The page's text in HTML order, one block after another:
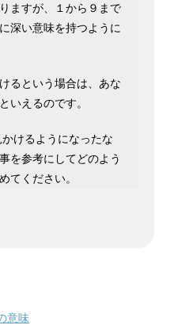
ますが、１から９まで
深い意味を持つように
るという場合は、あな
いえるのです。
けるようになったな
を参考にしてどのよう
てください。
意味